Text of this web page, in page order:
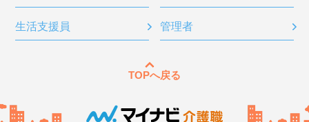
生活支援員 管理者
TOPへ戻る